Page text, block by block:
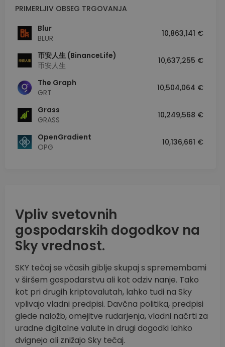
PRIMERLJIV OBSEG TRGOVANJA
Blur
BLUR
10,863,141 €
币安人生 (BinanceLife)
币安人生
10,637,255 €
The Graph
GRT
10,504,064 €
Grass
GRASS
10,249,568 €
OpenGradient
OPG
10,136,661 €
Vpliv svetovnih
gospodarskih dogodkov na
Sky vrednost.
SKY tečaj se včasih giblje skupaj s spremembami
v širšem gospodarstvu ali kot odziv nanje. Tako
kot pri drugih kriptovalutah, lahko tudi na Sky
vplivajo vladni predpisi. Davčna politika, predpisi
glede naložb, omejitve rudarjenja, vladni načrti za
uradne digitalne valute in drugi dogodki lahko
dvignejo ali znižajo Sky tečaj.